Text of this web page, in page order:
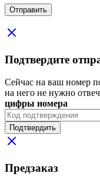
Подтвердите
Сейчас на ваш номер
на него не нужно
цифры номера
Подтвердить
Предзаказ